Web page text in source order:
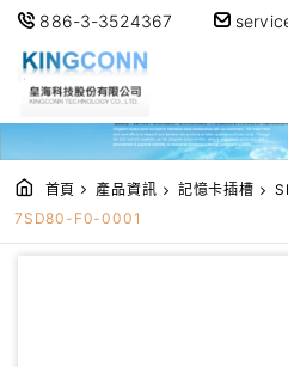
886-3-3524367
首頁 產品資訊 記憶卡插槽
7SD80-F0-0001